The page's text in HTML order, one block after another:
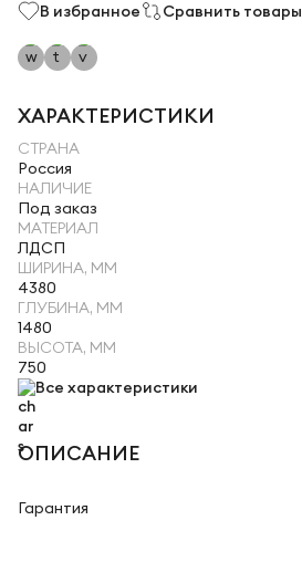
В избранное Сравнить товары
ХАРАКТЕРИСТИКИ
СТРАНА
Россия
НАЛИЧИЕ
Под заказ
МАТЕРИАЛ
ЛДСП
ШИРИНА, ММ
4380
ГЛУБИНА, ММ
1480
ВЫСОТА, ММ
750
Все характеристики
ОПИСАНИЕ
Гарантия